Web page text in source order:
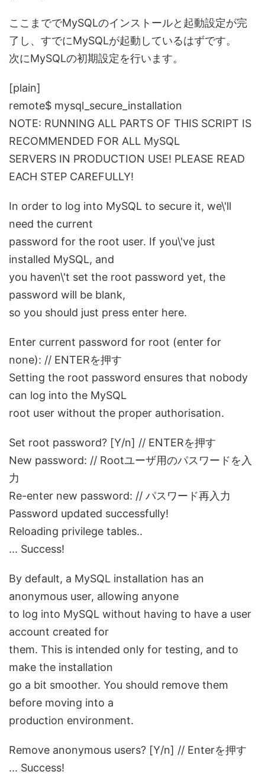
ここまででMySQLのインストールと起動設定が完
了し、すでにMySQLが起動しているはずです。
次にMySQLの初期設定を行います。
[plain]
remote$ mysql_secure_installation
NOTE: RUNNING ALL PARTS OF THIS SCRIPT IS
RECOMMENDED FOR ALL MySQL
SERVERS IN PRODUCTION USE! PLEASE READ
EACH STEP CAREFULLY!
In order to log into MySQL to secure it, we\'ll
need the current
password for the root user. If you\'ve just
installed MySQL, and
you haven\'t set the root password yet, the
password will be blank,
so you should just press enter here.
Enter current password for root (enter for
none): // ENTERを押す
Setting the root password ensures that nobody
can log into the MySQL
root user without the proper authorisation.
Set root password? [Y/n] // ENTERを押す
New password: // Rootユーザ用のパスワードを入
力
Re-enter new password: // パスワード再入力
Password updated successfully!
Reloading privilege tables..
... Success!
By default, a MySQL installation has an
anonymous user, allowing anyone
to log into MySQL without having to have a user
account created for
them. This is intended only for testing, and to
make the installation
go a bit smoother. You should remove them
before moving into a
production environment.
Remove anonymous users? [Y/n] // Enterを押す
... Success!